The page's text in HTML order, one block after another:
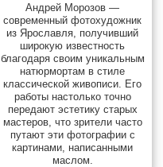
Андрей Морозов —
современный фотохудожник
из Ярославля, получивший
широкую известность
благодаря своим уникальным
натюрмортам в стиле
классической живописи. Его
работы настолько точно
передают эстетику старых
мастеров, что зрители часто
путают эти фотографии с
картинами, написанными
маслом.